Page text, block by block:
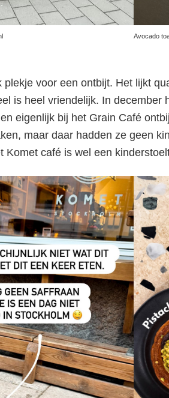
Avocado
plekje voor een ontbijt. Het lijkt
is heel vriendelijk. In december
eigenlijk bij het Grain Café
maar daar hadden ze geen
Komet café is wel een